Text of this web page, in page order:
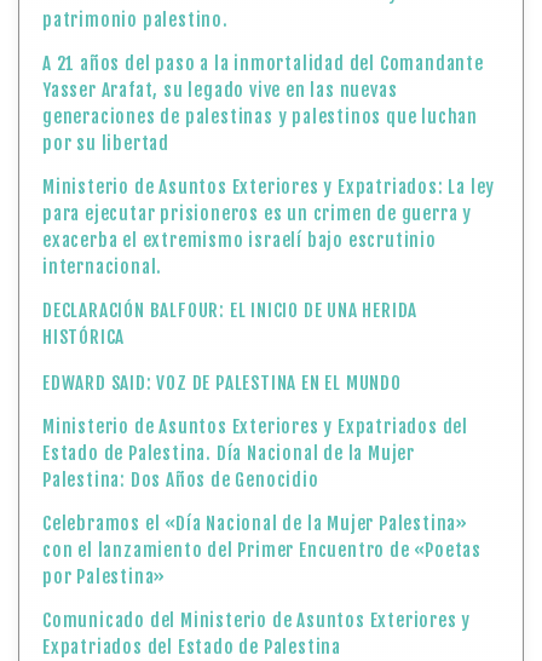
patrimonio palestino.
A 21 años del paso a la inmortalidad del Comandante
Yasser Arafat, su legado vive en las nuevas
generaciones de palestinas y palestinos que luchan
por su libertad
Ministerio de Asuntos Exteriores y Expatriados: La ley
para ejecutar prisioneros es un crimen de guerra y
exacerba el extremismo israelí bajo escrutinio
internacional.
DECLARACIÓN BALFOUR: EL INICIO DE UNA HERIDA
HISTÓRICA
EDWARD SAID: VOZ DE PALESTINA EN EL MUNDO
Ministerio de Asuntos Exteriores y Expatriados del
Estado de Palestina. Día Nacional de la Mujer
Palestina: Dos Años de Genocidio
Celebramos el «Día Nacional de la Mujer Palestina»
con el lanzamiento del Primer Encuentro de «Poetas
por Palestina»
Comunicado del Ministerio de Asuntos Exteriores y
Expatriados del Estado de Palestina